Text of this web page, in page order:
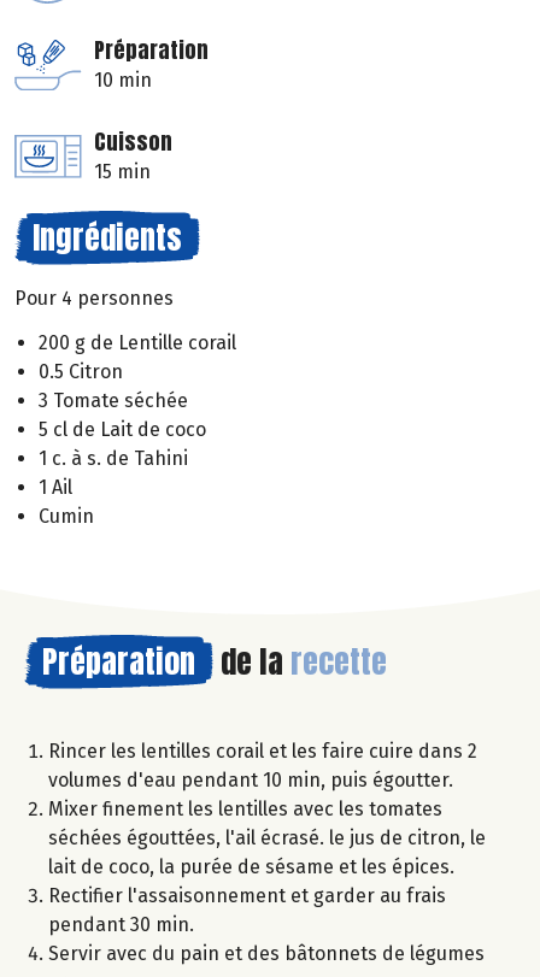
Préparation
10 min
Cuisson
15 min
Ingrédients
Pour 4 personnes
200 g de Lentille corail
0.5 Citron
3 Tomate séchée
5 cl de Lait de coco
1 c. à s. de Tahini
1 Ail
Cumin
Préparation de la recette
Rincer les lentilles corail et les faire cuire dans 2
volumes d'eau pendant 10 min, puis égoutter.
Mixer finement les lentilles avec les tomates
séchées égouttées, l'ail écrasé. le jus de citron, le
lait de coco, la purée de sésame et les épices.
Rectifier l'assaisonnement et garder au frais
pendant 30 min.
Servir avec du pain et des bâtonnets de légumes